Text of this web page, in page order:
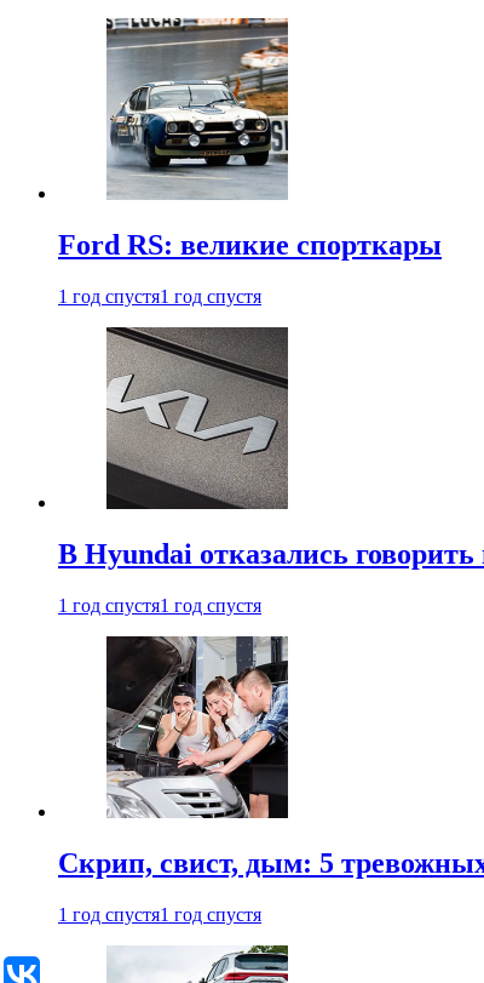
Ford RS: великие спорткары
1 год спустя1 год спустя
В Hyundai отказались
1 год спустя1 год спустя
Скрип, свист, дым: 5
1 год спустя1 год спустя